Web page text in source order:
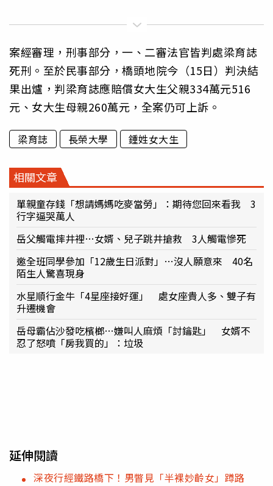
案經審理，刑事部分，一、二審法官皆判處梁育誌
死刑。至於民事部分，橋頭地院今（15日）判決結
果出爐，判梁育誌應賠償女大生父親334萬元516
元、女大生母親260萬元，全案仍可上訴。
梁育誌 長榮大學 鍾姓女大生
相關文章
單親童存錢「想請媽媽吃麥當勞」：期待您回來看我 3
行字逼哭萬人
岳父觸電摔井裡…女婿、兒子跳井搶救 3人觸電慘死
邀全班同學參加「12歲生日派對」…沒人願意來 40名
陌生人驚喜現身
水星順行金牛「4星座接好運」 處女座貴人多、雙子有
升遷機會
岳母霸佔沙發吃檳榔…嫌叫人麻煩「討鑰匙」 女婿不
忍了怒噴「房我買的」：垃圾
延伸閱讀
深夜行經鐵路橋下！男瞥見「半裸妙齡女」蹲路